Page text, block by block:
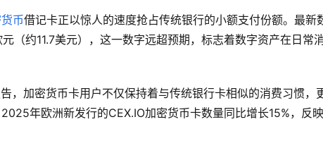
币借记卡正以惊人的速度抢占传统银行的小额支付份额。最新
（约11.7美元），这一数字远超预期，标志着数字资产在日常
，加密货币卡用户不仅保持着与传统银行卡相似的消费习惯，
年欧洲新发行的CEX.IO加密货币卡数量同比增长15%，反